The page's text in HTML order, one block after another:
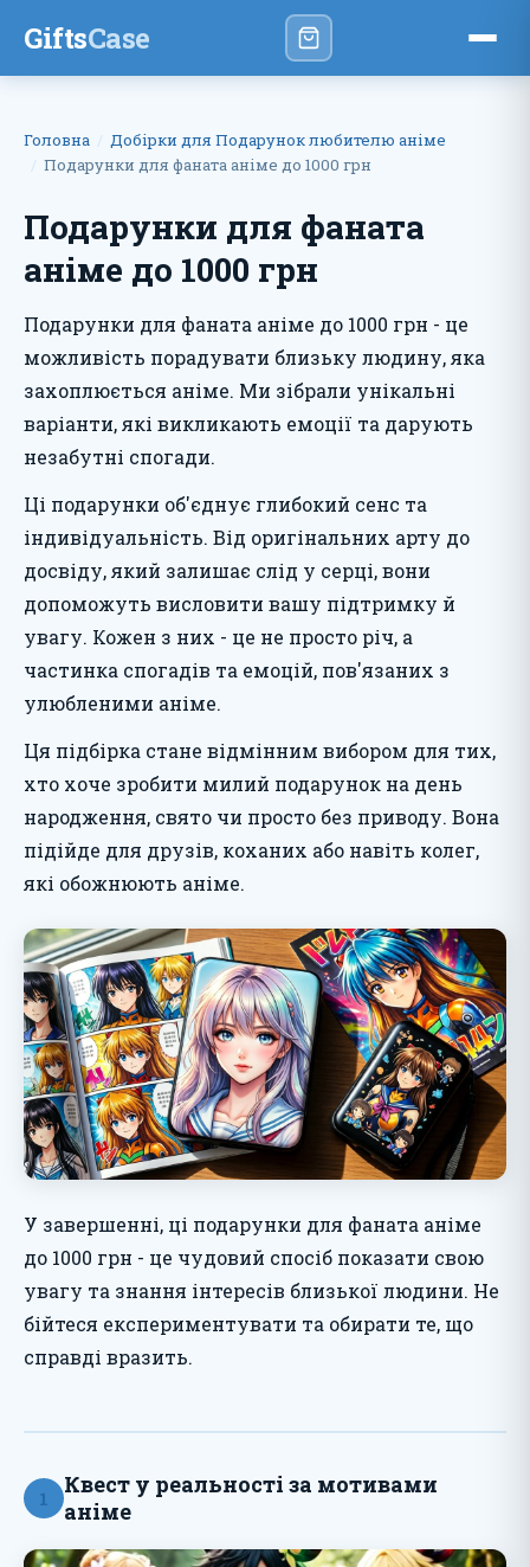
GiftsCase
Головна
Добірки для Подарунок любителю аніме
Подарунки для фаната аніме до 1000 грн
Подарунки для фаната
аніме до 1000 грн
Подарунки для фаната аніме до 1000 грн - це
можливість порадувати близьку людину, яка
захоплюється аніме. Ми зібрали унікальні
варіанти, які викликають емоції та дарують
незабутні спогади.
Ці подарунки об'єднує глибокий сенс та
індивідуальність. Від оригінальних арту до
досвіду, який залишає слід у серці, вони
допоможуть висловити вашу підтримку й
увагу. Кожен з них - це не просто річ, а
частинка спогадів та емоцій, пов'язаних з
улюбленими аніме.
Ця підбірка стане відмінним вибором для тих,
хто хоче зробити милий подарунок на день
народження, свято чи просто без приводу. Вона
підійде для друзів, коханих або навіть колег,
які обожнюють аніме.
У завершенні, ці подарунки для фаната аніме
до 1000 грн - це чудовий спосіб показати свою
увагу та знання інтересів близької людини. Не
бійтеся експериментувати та обирати те, що
справді вразить.
1
Квест у реальності за мотивами
аніме